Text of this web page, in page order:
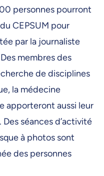
personnes pourront
CEPSUM pour
par la journaliste
membres des
de disciplines
la médecine
apporteront aussi leur
séances d’activité
à photos sont
des personnes